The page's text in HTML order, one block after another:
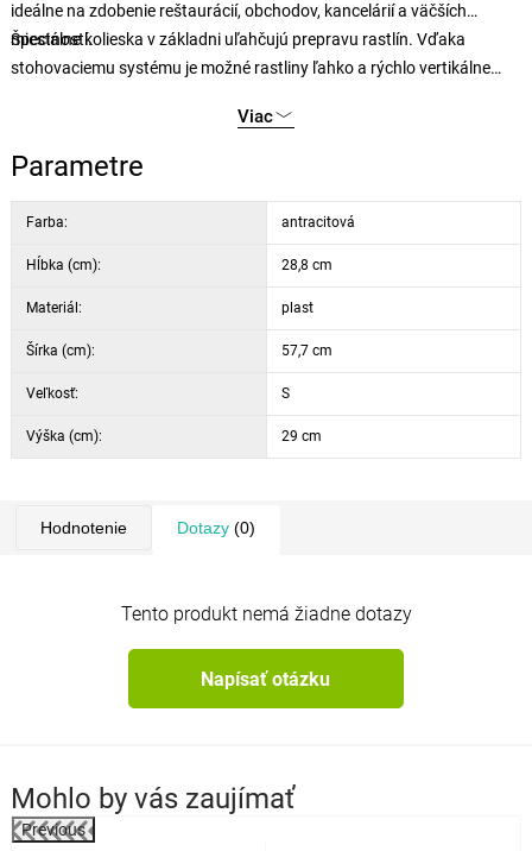
ideálne na zdobenie reštaurácií, obchodov, kancelárií a väčších
miestností.
Špeciálne kolieska v základni uľahčujú prepravu rastlín. Vďaka
stohovaciemu systému je možné rastliny ľahko a rýchlo vertikálne
Viac
Parametre
Farba: antracitová
Hĺbka (cm): 28,8 cm
Materiál: plast
Šírka (cm): 57,7 cm
Veľkosť: S
Výška (cm): 29 cm
Hodnotenie Dotazy(0)
Tento produkt nemá žiadne dotazy
Napísať otázku
Mohlo by vás zaujímať
Previous